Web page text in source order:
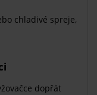
chladivé spreje,
dopřát